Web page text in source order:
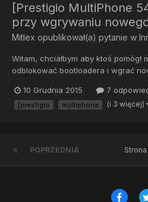
[Prestigio MultiPhone
przy wgrywaniu
Mitlex opublikował(a) pytanie w
Witam, chciałbym aby ktoś pomógł
odblokować bootloadera i wgrać
10 Grudnia 2015
7
[prestigio multiphone (i 3 więcej)
POPRZEDNIA Strona